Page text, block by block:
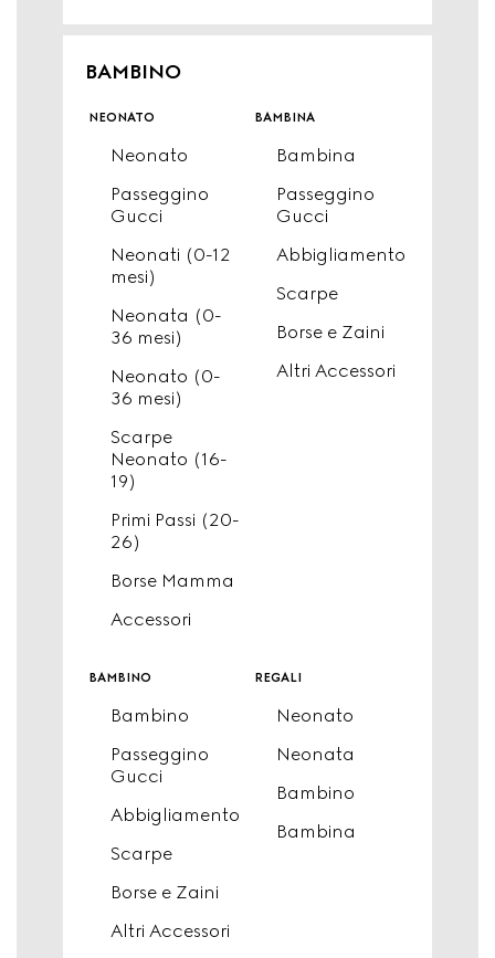
BAMBINO
neonato
Neonato
Passeggino
Gucci
Neonati (0-12
mesi)
Neonata (0-
36 mesi)
Neonato (0-
36 mesi)
Scarpe
Neonato (16-
19)
Primi Passi (20-
26)
Borse Mamma
Accessori
bambina
Bambina
Passeggino
Gucci
Abbigliamento
Scarpe
Borse e Zaini
Altri Accessori
bambino
Bambino
Passeggino
Gucci
Abbigliamento
Scarpe
Borse e Zaini
Altri Accessori
regali
Neonato
Neonata
Bambino
Bambina